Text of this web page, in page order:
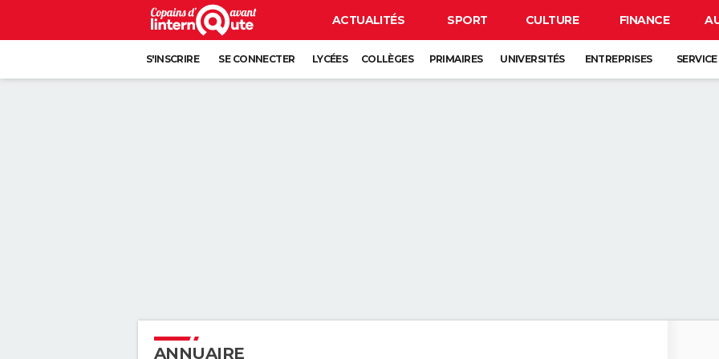
ACTUALITÉS SPORT CULTURE FINANCE
S'INSCRIRE SE CONNECTER LYCÉES COLLÈGES PRIMAIRES UNIVERSITÉS ENTREPRISES
ANNUAIRE